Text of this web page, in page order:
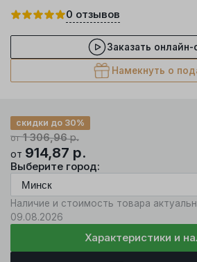
0 отзывов
Заказать онлайн-
Намекнуть о
от1 306,96р.
скидки до 30%
от 914,87 р.
Выберите город:
Наличие и стоимость товара
09.08.2026
Характеристики и